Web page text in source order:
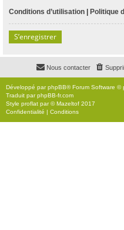
Conditions d’utilisation | Politique
S’enregistrer
Nous contacter
Développé parphpBB® Forum Software ©
Traduit parphpBB-fr.com
Style proflat par ©Mazeltof 2017
Confidentialité | Conditions